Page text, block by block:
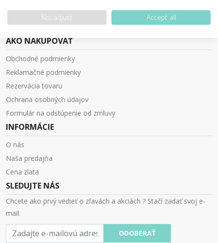
+421 31 7899 103
zlatnictvo@zlatnictvo.sk
AKO NAKUPOVAŤ
Obchodné podmienky
Reklamačné podmienky
Rezervácia tovaru
Ochrana osobných údajov
Formulár na odstúpenie od zmluvy
INFORMÁCIE
O nás
Naša predajňa
Cena zlata
SLEDUJTE NÁS
Chcete ako prvý vedieť o zľavách a akciách ? Stačí zadať svoj e-
mail.
mail
ODOBERAŤ
No, adjust Accept all